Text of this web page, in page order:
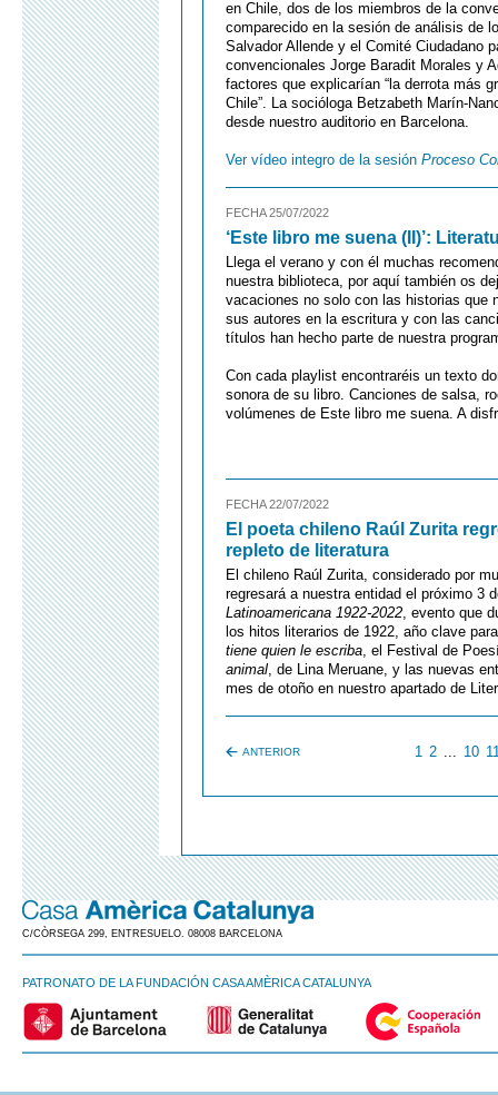
en Chile, dos de los miembros de la
comparecido en la sesión de análisis de
Salvador Allende y el Comité Ciudadano
convencionales Jorge Baradit Morales y
factores que explicarían “la derrota más
Chile”. La socióloga Betzabeth Marín-
desde nuestro auditorio en Barcelona.
Ver vídeo integro de la sesión Proceso
FECHA 25/07/2022
‘Este libro me suena (II)’:
Llega el verano y con él muchas
nuestra biblioteca, por aquí también os
vacaciones no solo con las historias que
sus autores en la escritura y con las
títulos han hecho parte de nuestra
Con cada playlist encontraréis un texto
sonora de su libro. Canciones de salsa,
volúmenes de Este libro me suena. A
FECHA 22/07/2022
El poeta chileno Raúl Zurita
repleto de literatura
El chileno Raúl Zurita, considerado por
regresará a nuestra entidad el próximo 3
Latinoamericana 1922-2022, evento que
los hitos literarios de 1922, año clave
tiene quien le escriba, el Festival de
animal, de Lina Meruane, y las nuevas
mes de otoño en nuestro apartado de
ANTERIOR 1 2 ... 10
C/CÒRSEGA 299, ENTRESUELO. 08008 BARCELONA
PATRONATO DE LA FUNDACIÓN CASA AMÈRICA CATALUNYA